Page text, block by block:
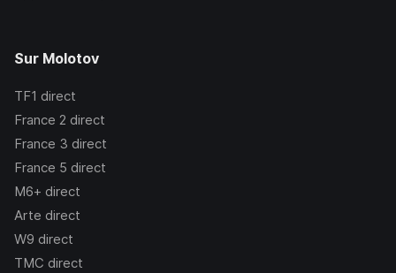
Sur Molotov
TF1 direct
France 2 direct
France 3 direct
France 5 direct
M6+ direct
Arte direct
W9 direct
TMC direct